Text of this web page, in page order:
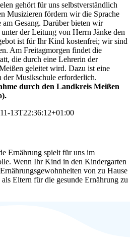
gehört für uns selbstverständlich
Musizierenfördern wir die Sprache
amGesang. Darüber bieten wir
unter der Leitung von Herrn Jänke den
ist für Ihr Kind kostenfrei; wir sind
Am Freitagmorgen findet die
die durch eine Lehrerinder
geleitet wird.Dazu ist eine
der Musikschule erforderlich.
durch den LandkreisMeißen
13T22:36:12+01:00
Ernährung spielt für unsim
Wenn Ihr Kind in denKindergarten
gewohnheiten von zu Hause
als Eltern für die gesunde Ernährung zu